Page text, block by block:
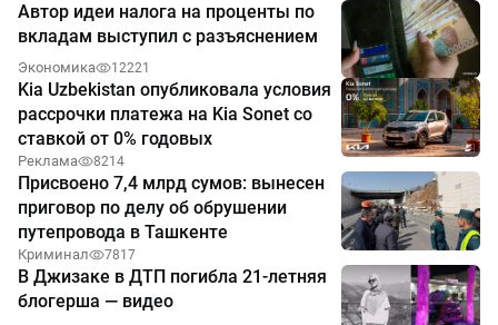
Автор идеи налога на проценты по
вкладам выступил с разъяснением
Экономика 12221
Kia Uzbekistan опубликовала условия
рассрочки платежа на Kia Sonet со
ставкой от 0% годовых
Реклама 8214
Присвоено 7,4 млрд сумов: вынесен
приговор по делу об обрушении
путепровода в Ташкенте
Криминал 7817
В Джизаке в ДТП погибла 21-летняя
блогерша — видео